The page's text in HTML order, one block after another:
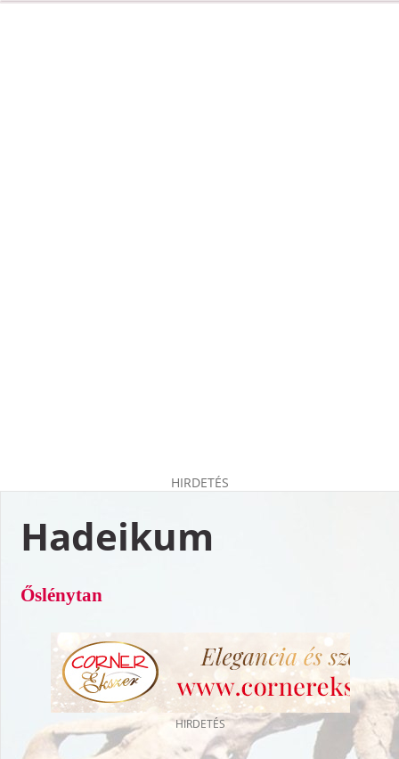
HIRDETÉS
Hadeikum
Őslénytan